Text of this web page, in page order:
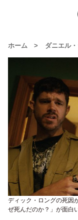
ホーム > ダニエル
ディック・ロングの死因
ぜ死んだのか？」が面白